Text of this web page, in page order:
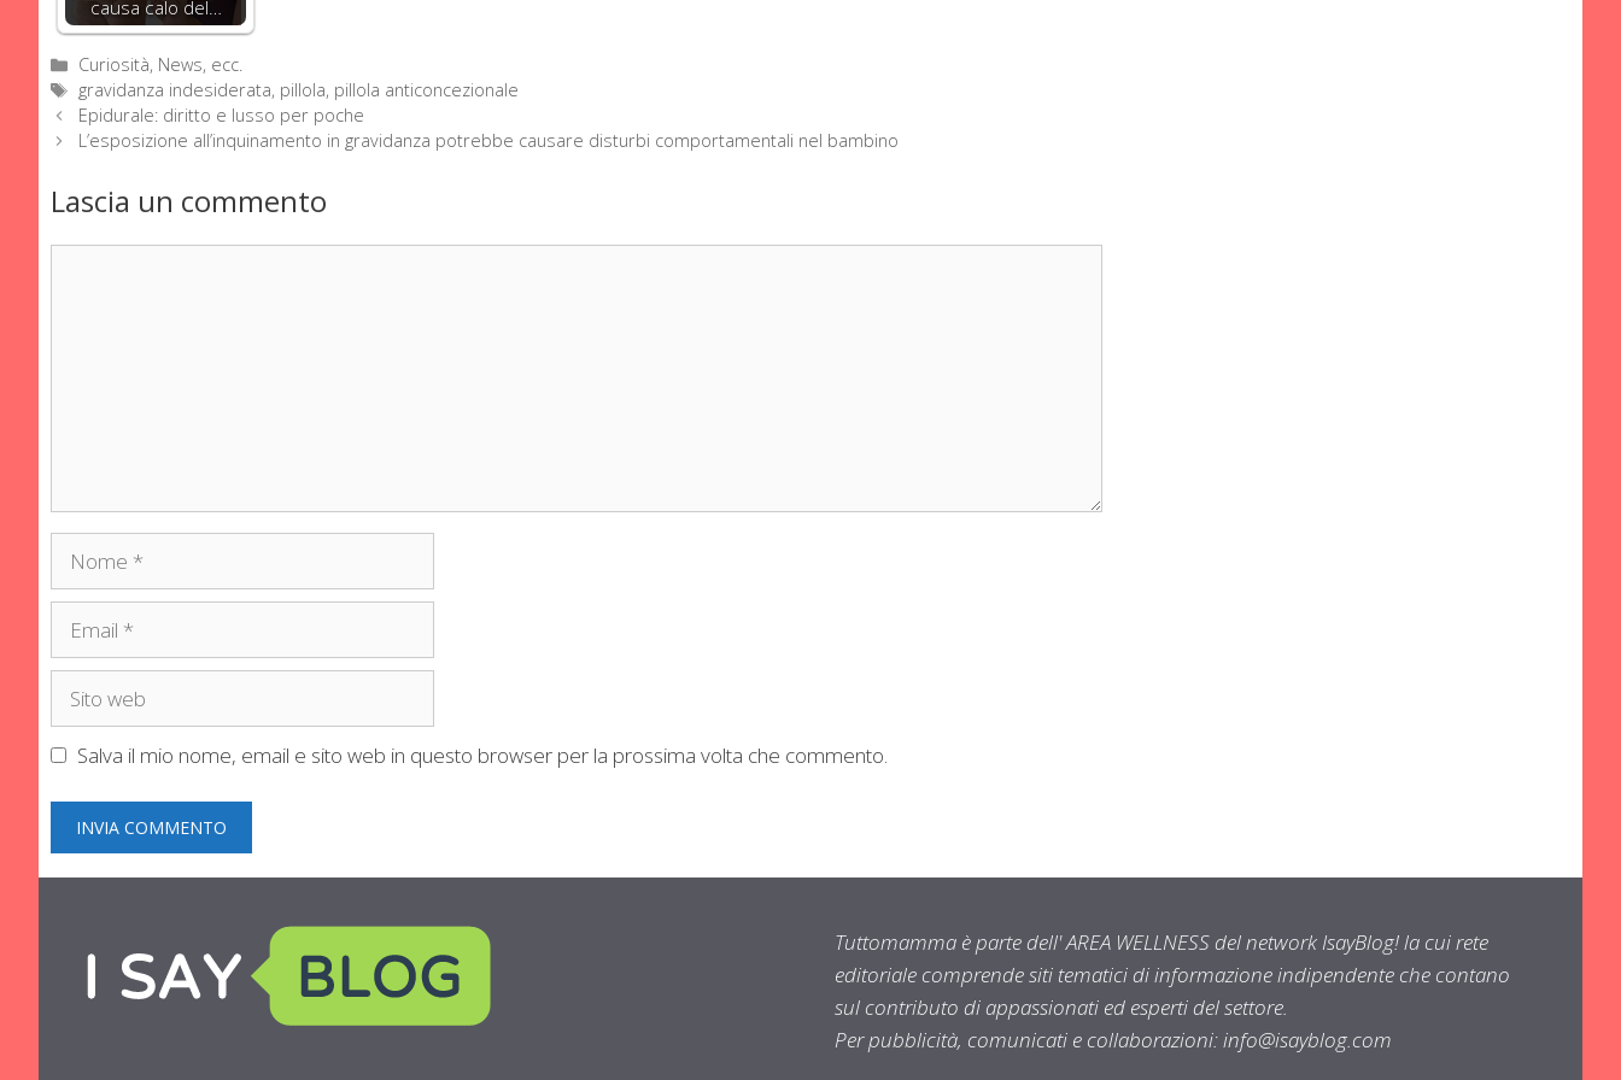
causa calo del…
Categorie
Curiosità, News, ecc.
Tag
gravidanza indesiderata, pillola, pillola anticoncezionale
Epidurale: diritto e lusso per poche
L’esposizione all’inquinamento in gravidanza potrebbe causare disturbi comportamentali nel bambino
Lascia un commento
Nome
Email
Sito
Salva il mio nome, email e sito web in questo browser per la prossima volta che commento.
Tuttomamma è parte dell' AREA WELLNESS del network IsayBlog! la cui rete
editoriale comprende siti tematici di informazione indipendente che contano
sul contributo di appassionati ed esperti del settore.
Per pubblicità, comunicati e collaborazioni:info@isayblog.com